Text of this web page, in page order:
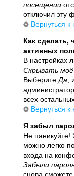
посещении
отключил эту
Вернуться к
Как сделать,
активных
В настройках
Скрывать
ВыберитеДа
всех
Вернуться к
Я забыл
Не паникуйте!
можно легко
входа на
Забыли